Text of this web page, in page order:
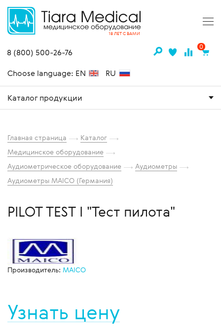
18 ЛЕТ С ВАМИ
8 (800) 500-26-76
0
Choose language: EN RU
Каталог продукции
Главная страница
Каталог
Медицинское оборудование
Аудиометрическое оборудование
Аудиометры
Аудиометры MAICO (Германия)
PILOT TEST I "Тест пилота"
Производитель: MAICO
Узнать цену